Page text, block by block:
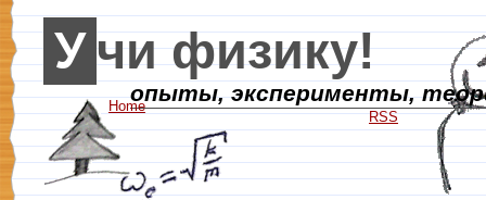
Учи физику!
опыты, эксперименты,
Home
RSS